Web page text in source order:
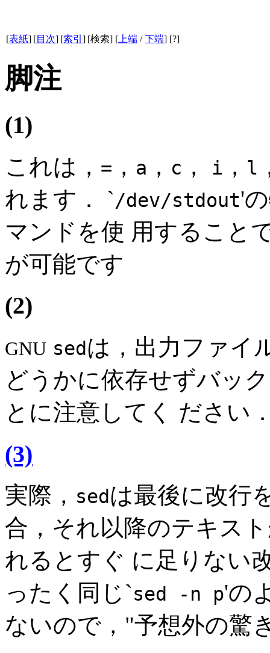
[表紙] [目次] [索引 ] [検索] [ 上端 /下端] [?]
脚注
(1)
これは， = ， a ， c ， i ， l
れます． `/dev/stdout'
マンドを使 用すること
が可能です
(2)
GNU sedは，出力ファイ
どうかに依存せずバッ
とに注意してく ださい
(3)
実際， sedは最後に改行
合，それ以降のテキス
れるとすぐ に足りない
ったく同じ`sed -n p'の
ないので，"予想外の驚